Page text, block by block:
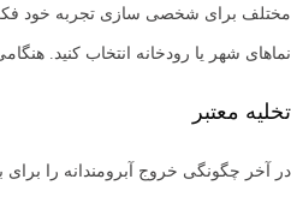
مختلف برای شخصی سازی تجربه خود فکر
نماهای شهر یا رودخانه انتخاب کنید.
تخلیه معتبر
در آخر چگونگی خروج آبرومندانه را